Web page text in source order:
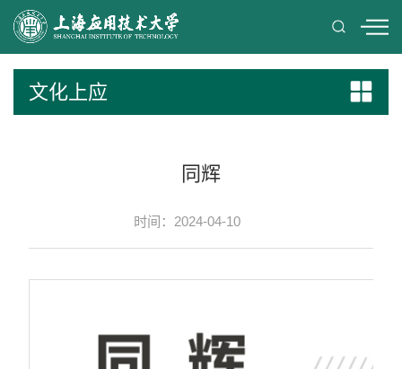
文化上应
同辉
时间：2024-04-10